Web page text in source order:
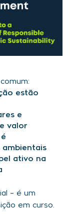
estão
e
valor
ativo na
– é um
em curso.